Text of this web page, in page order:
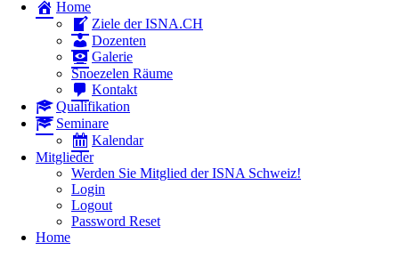
Home
Ziele der ISNA.CH
Dozenten
Galerie
Snoezelen Räume
Kontakt
Qualifikation
Seminare
Kalendar
Mitglieder
Werden Sie Mitglied der ISNA Schweiz!
Login
Logout
Password Reset
Home